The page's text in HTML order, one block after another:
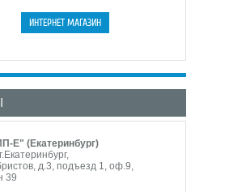
Е" (Екатеринбург)
д.3, подъезд 1, оф.9,
39